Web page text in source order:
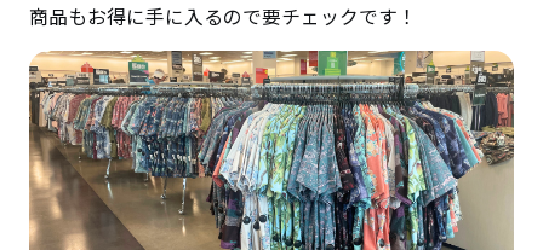
商品もお得に手に入るので要チェックです！